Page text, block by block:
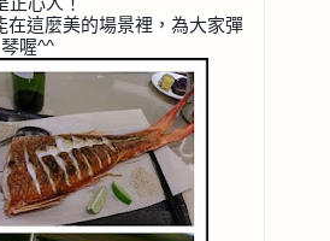
在這麼美的場景裡，為大家彈
琴喔^^